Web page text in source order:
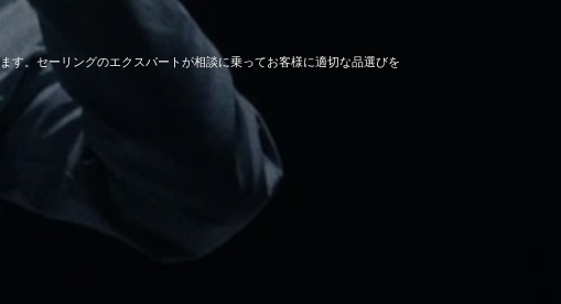
す。セーリングのエクスパートが相談に乗ってお客様に適切な品選びを